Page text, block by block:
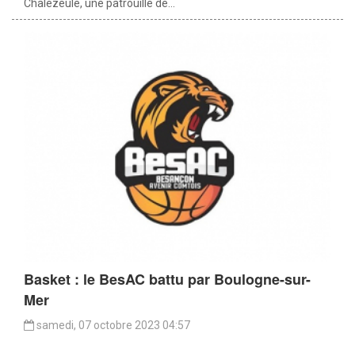
Chalezeule, une patrouille de...
Basket : le BesAC battu par Boulogne-sur-
Mer
samedi, 07 octobre 2023 04:57